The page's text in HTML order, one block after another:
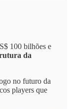
100 bilhões e
da
no futuro da
players que